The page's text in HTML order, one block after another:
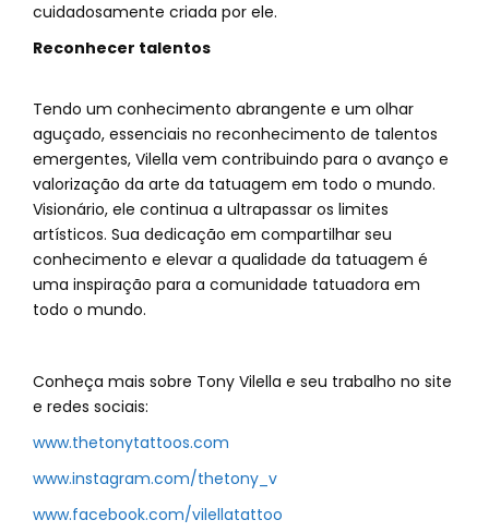
cuidadosamente criada por ele.
Reconhecer talentos
Tendo um conhecimento abrangente e um olhar
aguçado, essenciais no reconhecimento de talentos
emergentes, Vilella vem contribuindo para o avanço e
valorização da arte da tatuagem em todo o mundo.
Visionário, ele continua a ultrapassar os limites
artísticos. Sua dedicação em compartilhar seu
conhecimento e elevar a qualidade da tatuagem é
uma inspiração para a comunidade tatuadora em
todo o mundo.
Conheça mais sobre Tony Vilella e seu trabalho no site
e redes sociais:
www.thetonytattoos.com
www.instagram.com/thetony_v
www.facebook.com/vilellatattoo